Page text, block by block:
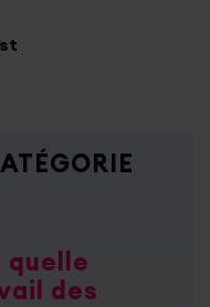
quelle
des